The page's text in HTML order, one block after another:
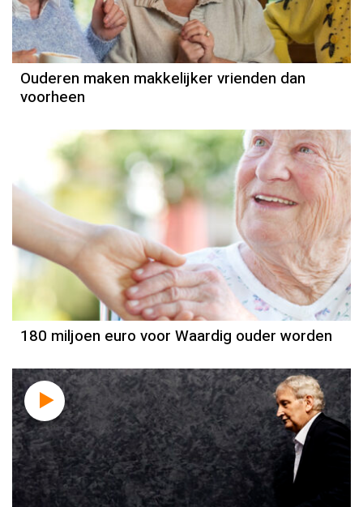
Ouderen maken makkelijker vrienden dan
voorheen
180 miljoen euro voor Waardig ouder worden